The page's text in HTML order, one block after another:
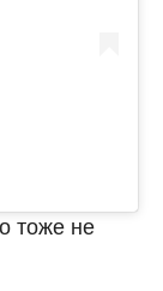
тоже не